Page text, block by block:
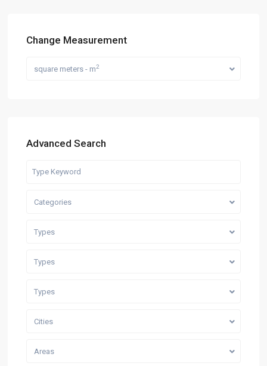
Change Measurement
square meters - m2
Advanced Search
Categories
Types
Types
Types
Cities
Areas